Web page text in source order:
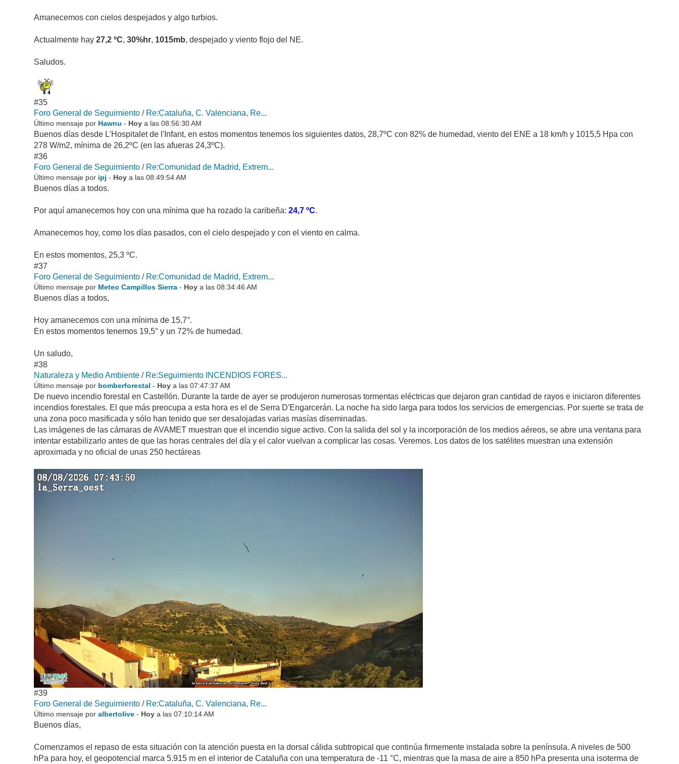
Amanecemos con cielos despejados y algo turbios.
Actualmente hay27,2 ºC,30%hr, 1015mb, despejado y viento flojo del NE.
Saludos.
#35
Foro General de Seguimiento / Re:Cataluña, C. Valenciana, Re...
Último mensaje por Hawnu - Hoy a las 08:56:30 AM
Buenos días desde L'Hospitalet de l'Infant, en estos momentos tenemos los siguientes datos, 28,7ºC con 82% de humedad, viento del ENE a 18 km/h y 1015,5 Hpa con
278 W/m2, mínima de 26,2ºC (en las afueras 24,3ºC).
#36
Foro General de Seguimiento / Re:Comunidad de Madrid, Extrem...
Último mensaje por ipj - Hoy a las 08:49:54 AM
Buenos días a todos.
Por aquí amanecemos hoy con una mínima que ha rozado la caribeña:24,7 ºC.
Amanecemos hoy, como los días pasados, con el cielo despejado y con el viento en calma.
En estos momentos, 25,3 ºC.
#37
Foro General de Seguimiento / Re:Comunidad de Madrid, Extrem...
Último mensaje por Meteo Campillos Sierra - Hoy a las 08:34:46 AM
Buenos días a todos,
Hoy amanecemos con una mínima de 15,7°.
En estos momentos tenemos 19,5° y un 72% de humedad.
Un saludo,
#38
Naturaleza y Medio Ambiente / Re:Seguimiento INCENDIOS FORES...
Último mensaje por bomberforestal - Hoy a las 07:47:37 AM
De nuevo incendio forestal en Castellón. Durante la tarde de ayer se produjeron numerosas tormentas eléctricas que dejaron gran cantidad de rayos e iniciaron diferentes
incendios forestales. El que más preocupa a esta hora es el de Serra D'Engarcerán. La noche ha sido larga para todos los servicios de emergencias. Por suerte se trata de
una zona poco masificada y sólo han tenido que ser desalojadas varias masías diseminadas.
Las imágenes de las cámaras de AVAMET muestran que el incendio sigue activo. Con la salida del sol y la incorporación de los medios aéreos, se abre una ventana para
intentar estabilizarlo antes de que las horas centrales del día y el calor vuelvan a complicar las cosas. Veremos. Los datos de los satélites muestran una extensión
aproximada y no oficial de unas 250 hectáreas
#39
Foro General de Seguimiento / Re:Cataluña, C. Valenciana, Re...
Último mensaje poralbertolive - Hoy a las 07:10:14 AM
Buenos días,
Comenzamos el repaso de esta situación con la atención puesta en la dorsal cálida subtropical que continúa firmemente instalada sobre la península. A niveles de 500
hPa para hoy, el geopotencial marca 5.915 m en el interior de Cataluña con una temperatura de -11 °C, mientras que la masa de aire a 850 hPa presenta una isoterma de